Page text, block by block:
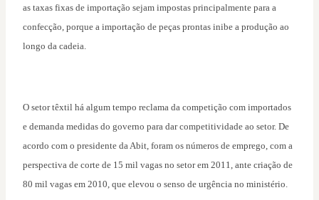
as taxas fixas de importação sejam impostas principalmente para a
confecção, porque a importação de peças prontas inibe a produção ao
longo da cadeia.
O setor têxtil há algum tempo reclama da competição com importados
e demanda medidas do governo para dar competitividade ao setor. De
acordo com o presidente da Abit, foram os números de emprego, com a
perspectiva de corte de 15 mil vagas no setor em 2011, ante criação de
80 mil vagas em 2010, que elevou o senso de urgência no ministério.